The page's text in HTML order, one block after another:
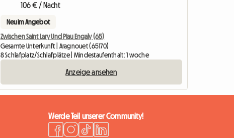
106 € / Nacht
Neu im Angebot
Zwischen Saint Lary Und Piau Engaly (65)
Gesamte Unterkunft | Aragnouet (65170)
8 Schlafplatz/Schlafplätze | Mindestaufenthalt: 1 woche
Anzeige ansehen
Werde Teil unserer Community!